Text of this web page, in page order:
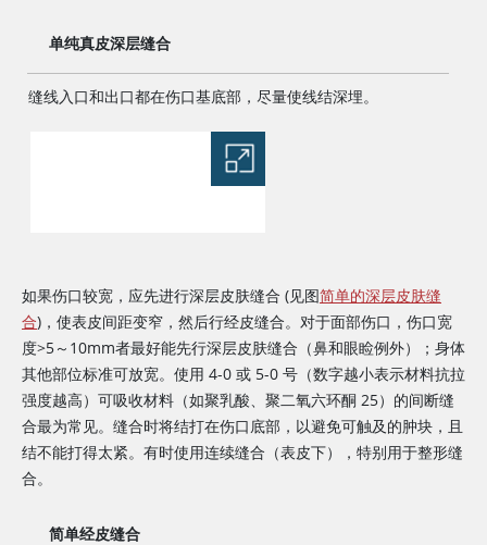
单纯真皮深层缝合
缝线入口和出口都在伤口基底部，尽量使线结深埋。
如果伤口较宽，应先进行深层皮肤缝合 (见图简单的深层皮肤缝
合)，使表皮间距变窄，然后行经皮缝合。对于面部伤口，伤口宽
度>5～10mm者最好能先行深层皮肤缝合（鼻和眼睑例外）；身体
其他部位标准可放宽。使用 4-0 或 5-0 号（数字越小表示材料抗拉
强度越高）可吸收材料（如聚乳酸、聚二氧六环酮 25）的间断缝
合最为常见。缝合时将结打在伤口底部，以避免可触及的肿块，且
结不能打得太紧。有时使用连续缝合（表皮下），特别用于整形缝
合。
简单经皮缝合